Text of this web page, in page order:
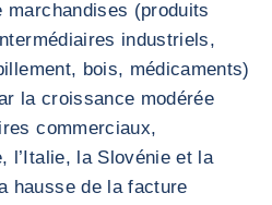
marchandises (produits
industriels,
bois, médicaments)
la croissance modérée
commerciaux,
l’Italie, la Slovénie et la
hausse de la facture